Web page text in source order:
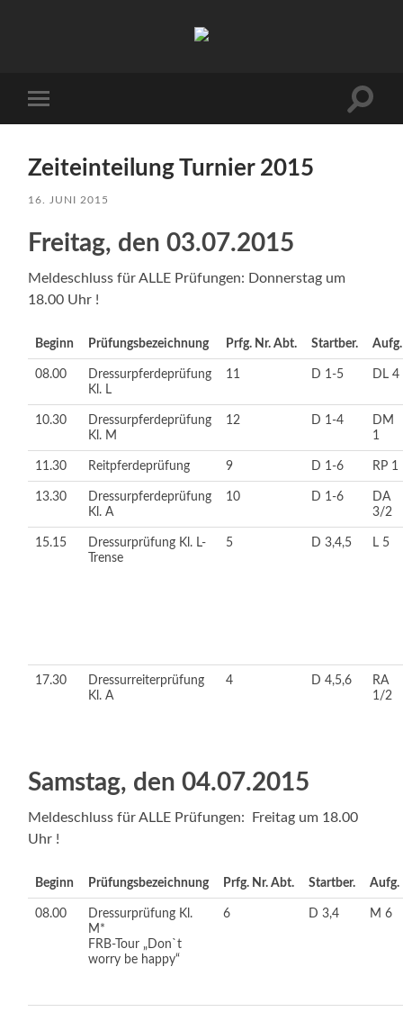
Menü
Zeiteinteilung Turnier 2015
16. JUNI 2015
Freitag, den 03.07.2015
Meldeschluss für ALLE Prüfungen: Donnerstag um
18.00 Uhr !
Beginn Prüfungsbezeichnung Prfg. Nr. Abt. Startber. Aufg.
08.00
Dressurpferdeprüfung
Kl. L
11 D 1-5 DL 4
10.30
Dressurpferdeprüfung
Kl. M
12 D 1-4
DM
1
11.30 Reitpferdeprüfung 9 D 1-6 RP 1
13.30
Dressurpferdeprüfung
Kl. A
10 D 1-6
DA
3/2
15.15
Dressurprüfung Kl. L-
Trense
5 D 3,4,5 L 5
17.30
Dressurreiterprüfung
Kl. A
4 D 4,5,6
RA
1/2
Samstag, den 04.07.2015
Meldeschluss für ALLE Prüfungen: Freitag um 18.00
Uhr !
Beginn Prüfungsbezeichnung Prfg. Nr. Abt. Startber. Aufg.
08.00
Dressurprüfung Kl.
M*
FRB-Tour „Don`t
worry be happy“
6 D 3,4 M 6